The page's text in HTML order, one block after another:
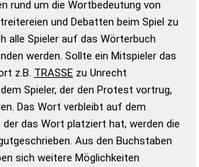
und Wortform, um die
für das Scrabble-Spiel zu
Turnier Scrabble-
Duden – Standardwerk in 12 Bänden
Duden – Richtiges und gutes
Deutsch
Duden – Die deutsche Grammatik
rund um die Wortbedeutung von
und Debatten beim Spiel zu
alle Spieler auf das Wörterbuch
werden. Sollte ein Mitspieler das
z.B. TRASSE zu Unrecht
Spieler, der den Protest vortrug,
Das Wort verbleibt auf dem
der das Wort platziert hat, werden die
Aus den Buchstaben
sich weitere Möglichkeiten